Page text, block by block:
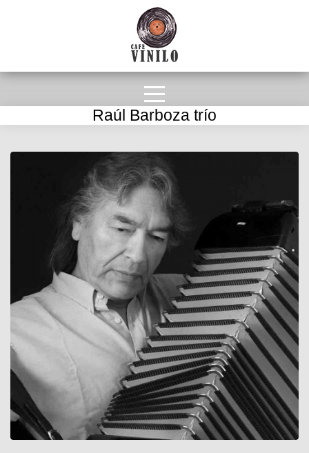
Raúl Barboza trío